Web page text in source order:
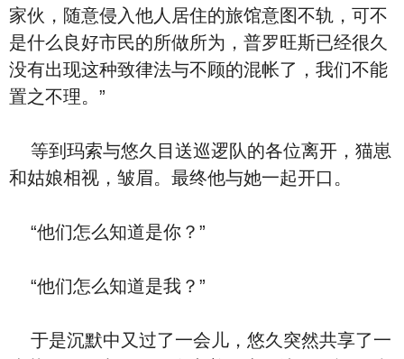
家伙，随意侵入他人居住的旅馆意图不轨，可不
是什么良好市民的所做所为，普罗旺斯已经很久
没有出现这种致律法与不顾的混帐了，我们不能
置之不理。”
等到玛索与悠久目送巡逻队的各位离开，猫崽
和姑娘相视，皱眉。最终他与她一起开口。
“他们怎么知道是你？”
“他们怎么知道是我？”
于是沉默中又过了一会儿，悠久突然共享了一